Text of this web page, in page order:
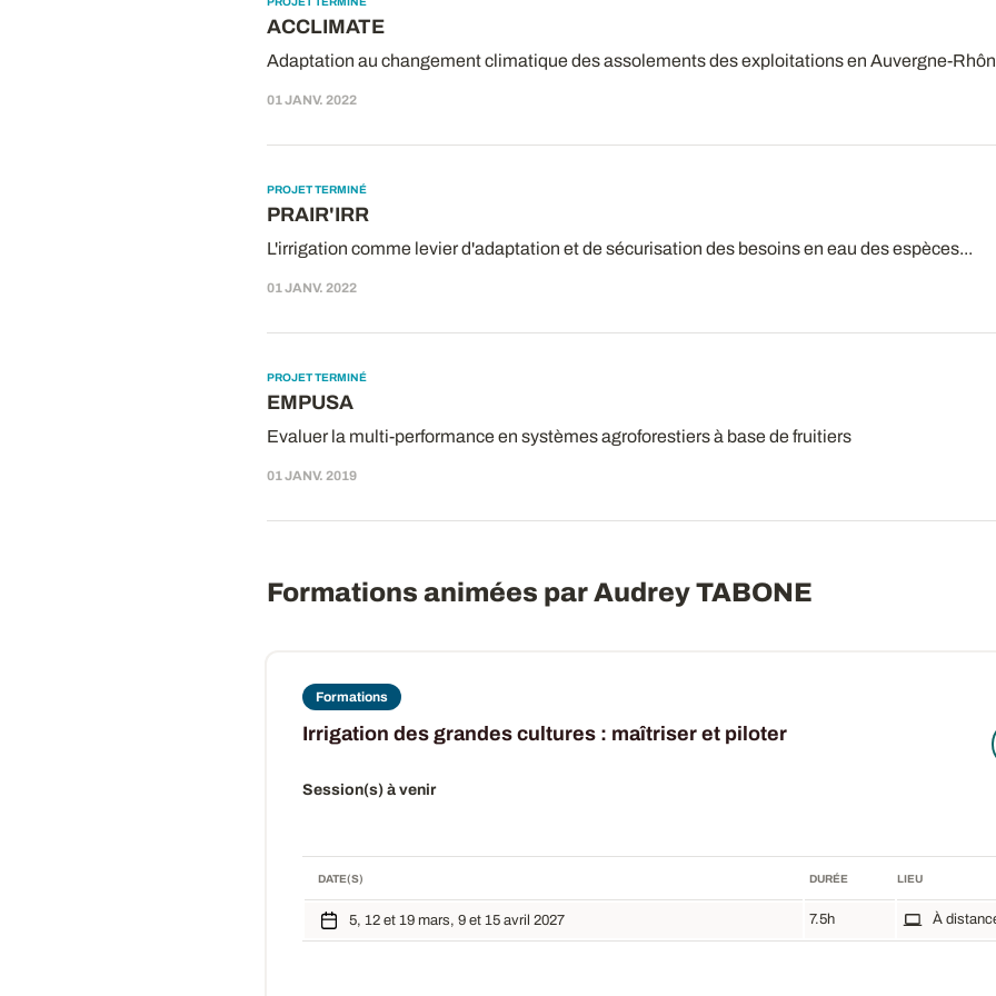
ACCLIMATE
Adaptation au changement climatique des assolements des exploitations en Auvergne-
01 JANV. 2022
PROJET TERMINÉ
PRAIR'IRR
L'irrigation comme levier d'adaptation et de sécurisation des besoins en eau des espèces...
01 JANV. 2022
PROJET TERMINÉ
EMPUSA
Evaluer la multi-performance en systèmes agroforestiers à base de fruitiers
01 JANV. 2019
Formations animées par Audrey TABONE
Formations
Irrigation des grandes cultures : maîtriser et piloter
Session(s) à venir
DATE(S) DURÉE LIEU
5, 12 et 19 mars, 9 et 15 avril 2027 7.5h À